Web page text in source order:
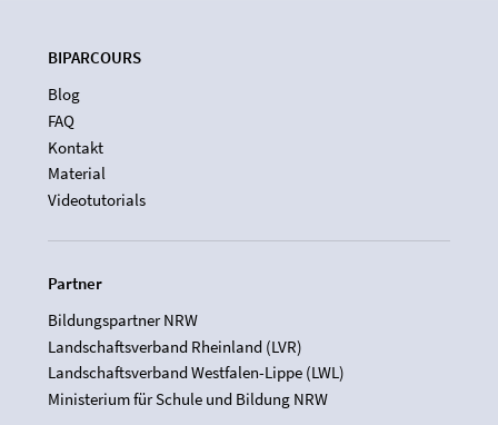
BIPARCOURS
Blog
FAQ
Kontakt
Material
Videotutorials
Partner
Bildungspartner NRW
Landschaftsverband Rheinland (LVR)
Landschaftsverband Westfalen-Lippe (LWL)
Ministerium für Schule und Bildung NRW